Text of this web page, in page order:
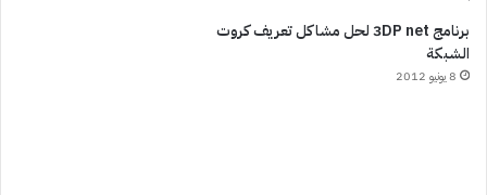
برنامج 3DP net لحل مشاكل تعريف كروت
الشبكة
8 يونيو 2012